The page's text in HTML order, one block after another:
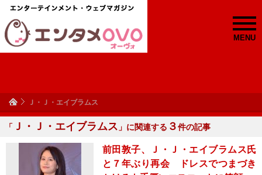
MENU
Ｊ・Ｊ・エイブラムス
「 Ｊ・Ｊ・エイブラムス 」に関連する ３件の記事
前田敦子、Ｊ・Ｊ・エイブラムス氏
と７年ぶり再会 ドレスでつまづき